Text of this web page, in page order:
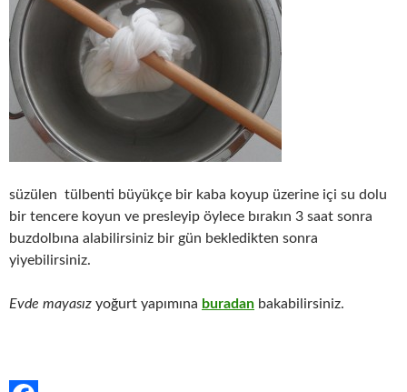
süzülen tülbenti büyükçe bir kaba koyup üzerine içi su dolu
bir tencere koyun ve presleyip öylece bırakın 3 saat sonra
buzdolbına alabilirsiniz bir gün bekledikten sonra
yiyebilirsiniz.
Evde mayasız yoğurt yapımına buradan bakabilirsiniz.